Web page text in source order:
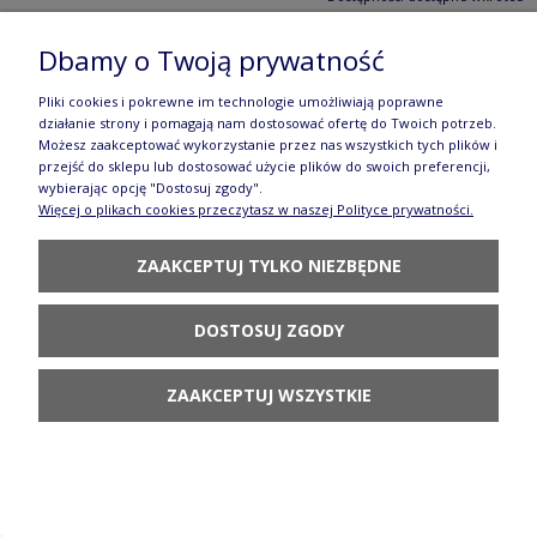
POWIADOM O DOSTĘPNOŚCI
Dostępność: dostępne wkrótce
POWIADOM O DOSTĘPNOŚCI
Dbamy o Twoją prywatność
Pliki cookies i pokrewne im technologie umożliwiają poprawne
działanie strony i pomagają nam dostosować ofertę do Twoich potrzeb.
Możesz zaakceptować wykorzystanie przez nas wszystkich tych plików i
przejść do sklepu lub dostosować użycie plików do swoich preferencji,
wybierając opcję "Dostosuj zgody".
Więcej o plikach cookies przeczytasz w naszej Polityce prywatności.
ZAAKCEPTUJ TYLKO NIEZBĘDNE
DOSTOSUJ ZGODY
ZAAKCEPTUJ WSZYSTKIE